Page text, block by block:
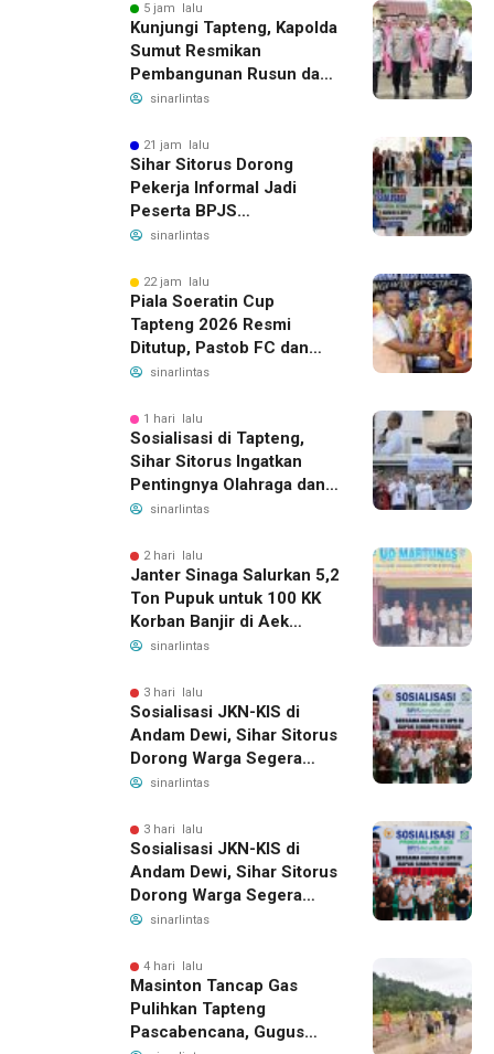
5 jam lalu
Kunjungi Tapteng, Kapolda
Sumut Resmikan
Pembangunan Rusun dan
Benahi Empat Polsek
sinarlintas
21 jam lalu
Sihar Sitorus Dorong
Pekerja Informal Jadi
Peserta BPJS
Ketenagakerjaan, Manfaat
Juta
sinarlintas
22 jam lalu
Piala Soeratin Cup
Tapteng 2026 Resmi
Ditutup, Pastob FC dan
Sahata FC Barus Raih
sinarlintas
1 hari lalu
Sosialisasi di Tapteng,
Sihar Sitorus Ingatkan
Pentingnya Olahraga dan
Deteksi Dini Penyakit
sinarlintas
2 hari lalu
Janter Sinaga Salurkan 5,2
Ton Pupuk untuk 100 KK
Korban Banjir di Aek
Horsik
sinarlintas
3 hari lalu
Sosialisasi JKN-KIS di
Andam Dewi, Sihar Sitorus
Dorong Warga Segera
Daftar BPJS Kesehatan
sinarlintas
3 hari lalu
Sosialisasi JKN-KIS di
Andam Dewi, Sihar Sitorus
Dorong Warga Segera
Daftar BPJS Kesehatan
sinarlintas
4 hari lalu
Masinton Tancap Gas
Pulihkan Tapteng
Pascabencana, Gugus